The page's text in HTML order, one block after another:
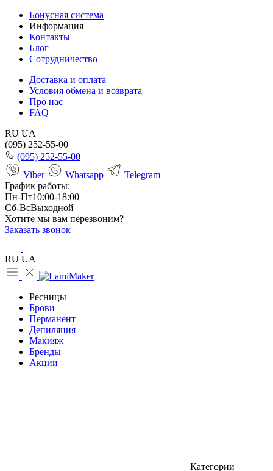
Бонусная система
Информация
Контакты
Блог
Сотрудничество
Доставка и оплата
Условия обмена и возврата
Про нас
FAQ
RU UA
(095) 252-55-00
(095) 252-55-00
Viber
Whatsapp
Telegram
График работы:
Пн-Пт10:00-18:00
Сб-ВсВыходной
Хотите мы вам перезвоним?
Заказать звонок
RU UA
Ресницы
Брови
Перманент
Депиляция
Макияж
Бренды
Акции
Категории